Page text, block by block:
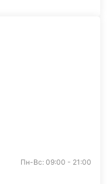
Пн-Вс: 09:00 - 21:00